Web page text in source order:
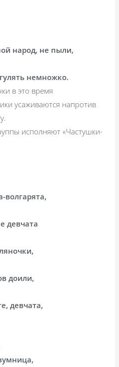
народ, не пыли,
немножко.
в это время
усаживаются напротив
исполняют «Частушки-
девчата
доили,
девчата,